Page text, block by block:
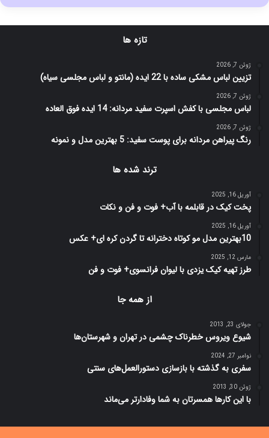
تازه ها
ژوئن 7, 2026
تزیین لباس مشکی ساده با 22 ایده (مانتو و لباس مجلسی سیاه)
ژوئن 7, 2026
لباس مجلسی با کفش اسپرت سفید مردانه: 14 ایده فوق العاده
ژوئن 7, 2026
رنگ پیراهن مردانه برای پوست سفید: 5 بهترین مدل و نمونه
ترند شده ها
آوریل 16, 2025
پخت کیک در قابلمه با آب+ فوت و فن و نکات
آوریل 16, 2025
10بهترین مدل مو کوتاه دخترانه تا گردن کره ای+ عکس
مارس 12, 2025
طرز تهیه کیک یزدی با لیوان فرانسوی+ فوت و فن
از همه جا
جولای 23, 2013
شیوع ویروس خطرناک چشمی در تهران و شهرستان‌ها
نوامبر 27, 2024
سفری به گذشته با بازسازی دستورالعمل‌های سنتی
ژوئن 30, 2013
با این کارها همسرتان به شما وفادارتر می‌ماند